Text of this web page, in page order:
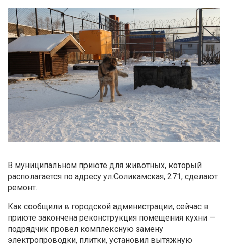
В муниципальном приюте для животных, который
располагается по адресу ул.Соликамская, 271, сделают
ремонт.
Как сообщили в городской администрации, сейчас в
приюте закончена реконструкция помещения кухни —
подрядчик провел комплексную замену
электропроводки, плитки, установил вытяжную